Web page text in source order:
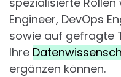
Engineer, DevOps
sowie auf gefragte
Ihre
ergänzen können.